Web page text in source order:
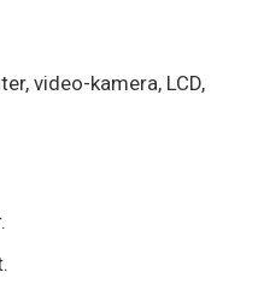
video-kamera, LCD,